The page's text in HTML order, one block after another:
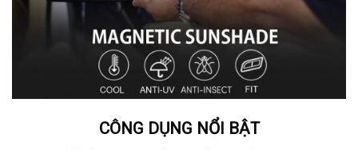
CÔNG DỤNG NỔI BẬT